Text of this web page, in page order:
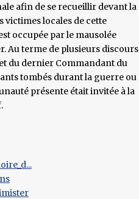
afin de se recueillir devant la
victimes locales de cette
occupée par le mausolée
Au terme de plusieurs discours
du dernier Commandant du
tombés durant la guerre ou
présente était invitée à la